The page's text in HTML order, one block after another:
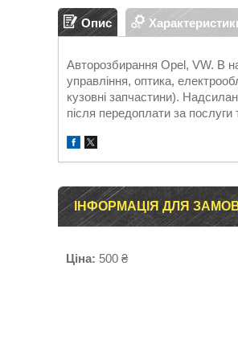
Опис
Авторозбирання Opel, VW. В
управління, оптика,
кузовні запчастини).
після передоплати за послуги
ІНФОРМАЦІЯ ДЛЯ
Ціна: 500 ₴